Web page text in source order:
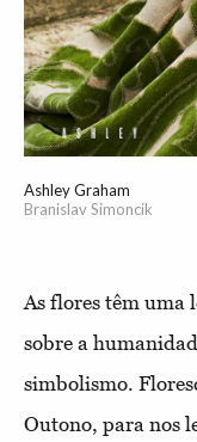
Ashley Graham
Branislav Simoncik
As flores têm uma
sobre a
simbolismo.
Outono, para nos